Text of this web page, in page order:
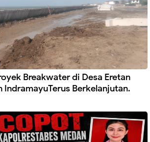
Breakwater di Desa Eretan
IndramayuTerus Berkelanjutan.